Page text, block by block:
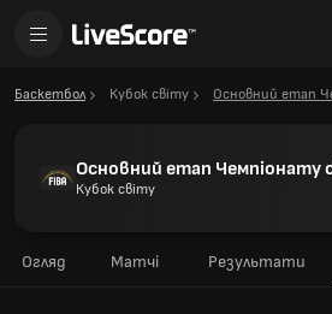
Баскетбол Кубок світу Основний етап
Основний етап Чемпіонату
раунд
Кубок світу
Огляд Матчі Результати